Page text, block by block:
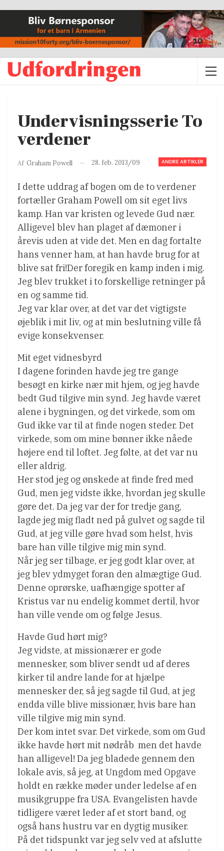
Undervisningsserie To
verdener
ANDRE ARTIKLER
Af Graham Powell 28. feb. 2013/09
I dette uddrag af bogen om de to verdener
fortæller Graham Powell om sit eget livs
kamp. Han var kristen og levede Gud nær.
Alligevel blev han plaget af dæmoner i
årevis uden at vide det. Men en dag fortalte
hans venner ham, at han havde brug for at
blive sat fri!Der foregik en kamp inden i mig.
Jeg blev trukket i to forskellige retninger på
en og samme tid.
Jeg var klar over, at det var det vigtigste
øjeblik i mit liv, og at min beslutning ville få
evige konsekvenser.
Mit eget vidnesbyrd
I dagene forinden havde jeg tre gange
besøgt en kirke nær mit hjem, og jeg havde
bedt Gud tilgive min synd. Jeg havde været
alene i bygningen, og det virkede, som om
Gud ikke var til at finde nogen steder. Det
virkede, som om mine bønner ikke nåede
højere end til loftet. Jeg følte, at det var nu
eller aldrig.
Her stod jeg og ønskede at finde fred med
Gud, men jeg vidste ikke, hvordan jeg skulle
gøre det. Da jeg var der for tredje gang,
lagde jeg mig fladt ned på gulvet og sagde til
Gud, at jeg ville gøre hvad som helst, hvis
bare han ville tilgive mig min synd.
Når jeg ser tilbage, er jeg godt klar over, at
jeg blev ydmyget foran den almægtige Gud.
Denne oprørske, uafhængige spotter af
Kristus var nu endelig kommet dertil, hvor
han ville vende om og følge Jesus.
Havde Gud hørt mig?
Jeg vidste, at missionærer er gode
mennesker, som bliver sendt ud af deres
kirker til andre lande for at hjælpe
mennesker der, så jeg sagde til Gud, at jeg
endda ville blive missionær, hvis bare han
ville tilgive mig min synd.
Der kom intet svar. Det virkede, som om Gud
ikke havde hørt mit nødråb  men det havde
han alligevel! Da jeg bladede gennem den
lokale avis, så jeg, at Ungdom med Opgave
holdt en række møder under ledelse af en
musikgruppe fra USA. Evangelisten havde
tidligere været leder af et stort band, og
også hans hustru var en dygtig musiker.
På det tidspunkt var jeg selv ved at afslutte